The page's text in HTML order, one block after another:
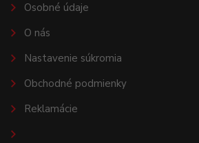
Osobné údaje
O nás
Nastavenie súkromia
Obchodné podmienky
Reklamácie